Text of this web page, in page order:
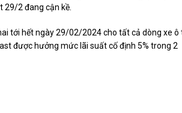
29/2 đang cận kề.
tới hết ngày 29/02/2024 cho tất cả dòng xe ô
được hưởng mức lãi suất cố định 5% trong 2